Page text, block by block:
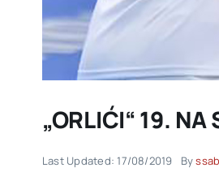
„ORLIĆI“ 19. NA
Last Updated: 17/08/2019 Byssab